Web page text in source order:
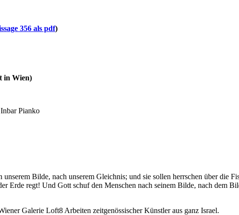
356 als pdf)
in Wien)
Pianko
Bilde, nach unserem Gleichnis; und sie sollen herrschen über die
Erde regt! Und Gott schuf den Menschen nach seinem Bilde, nach dem
Galerie Loft8 Arbeiten zeitgenössischer Künstler aus ganz Israel.